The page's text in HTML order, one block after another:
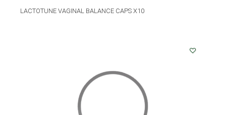
LACTOTUNE VAGINAL BALANCE CAPS X10